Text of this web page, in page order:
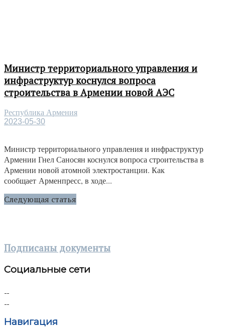
Министр территориального управления и
инфраструктур коснулся вопроса
строительства в Армении новой АЭС
Республика Армения
2023-05-30
Министр территориального управления и инфраструктур
Армении Гнел Саносян коснулся вопроса строительства в
Армении новой атомной электростанции. Как
сообщает Арменпресс, в ходе...
Следующая статья
Подписаны документы
Социальные сети
Навигация